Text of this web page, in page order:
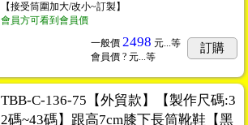
【接受筒圍加大/改小~訂製】
會員方可看到會員價
一般價 2498 元...等
會員價 ? 元...等
訂購
TBB-C-136-75【外貿款】【製作尺碼:3
2碼~43碼】跟高7cm膝下長筒靴鞋【黑